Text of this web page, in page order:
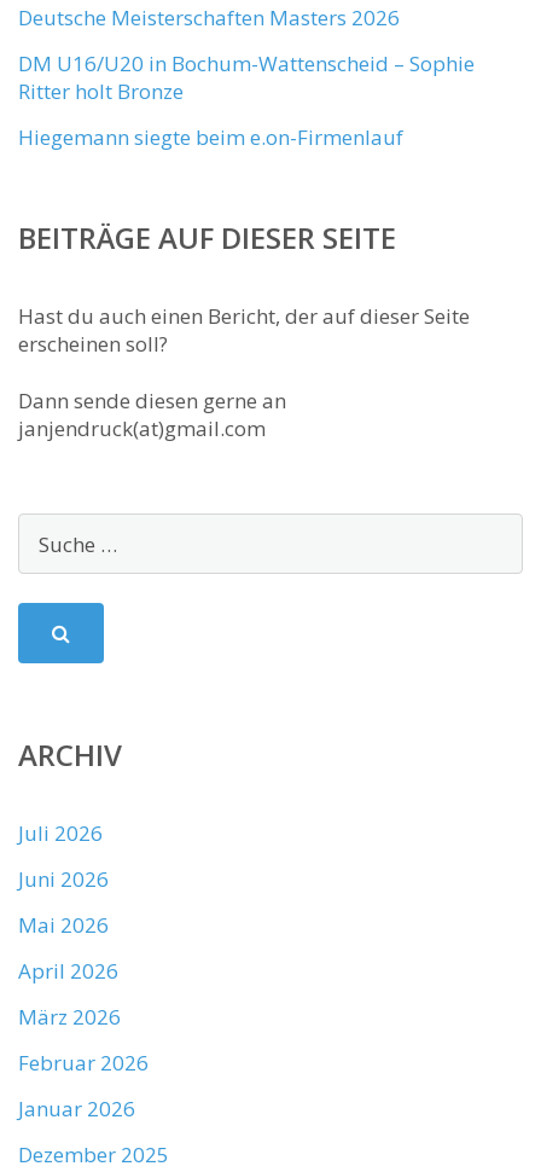
Deutsche Meisterschaften Masters 2026
DM U16/U20 in Bochum-Wattenscheid – Sophie
Ritter holt Bronze
Hiegemann siegte beim e.on-Firmenlauf
BEITRÄGE AUF DIESER SEITE
Hast du auch einen Bericht, der auf dieser Seite
erscheinen soll?
Dann sende diesen gerne an
janjendruck(at)gmail.com
ARCHIV
Juli 2026
Juni 2026
Mai 2026
April 2026
März 2026
Februar 2026
Januar 2026
Dezember 2025